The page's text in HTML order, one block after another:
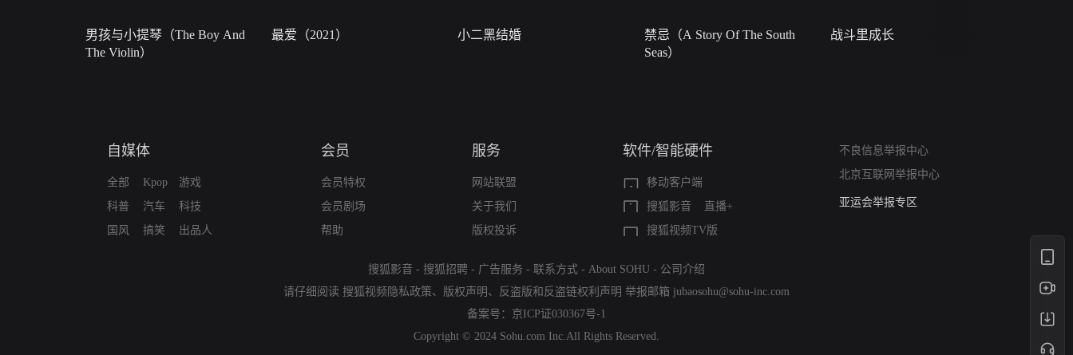
男孩与小提琴（The Boy And
The Violin）
最爱（2021） 小二黑结婚
禁忌（A Story Of The South
Seas）
战斗里成长
自媒体
全部
科普
国风
Kpop
汽车
搞笑
游戏
科技
出品人
会员
会员特权
会员剧场
帮助
服务
网站联盟
关于我们
版权投诉
软件/智能硬件
移动客户端
搜狐影音
直播+
搜狐视频TV版
不良信息举报中心
北京互联网举报中心
算法推荐专项举报
亚运会举报专区
搜狐影音 - 搜狐招聘 - 广告服务 - 联系方式 - About SOHU - 公司介绍
请仔细阅读 搜狐视频隐私政策、 版权声明 、 反盗版和反盗链权利声明 举报邮箱 jubaosohu@sohu-inc.com
备案号： 京ICP证030367号-1
Copyright © 2024 Sohu.com Inc.All Rights Reserved.